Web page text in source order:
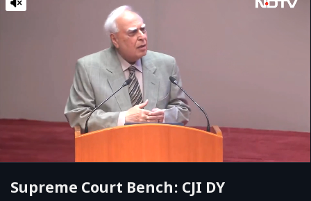
Supreme Court Bench: CJI DY